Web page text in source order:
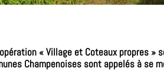
« Village et Coteaux propres
Champenoises sont appelés à se